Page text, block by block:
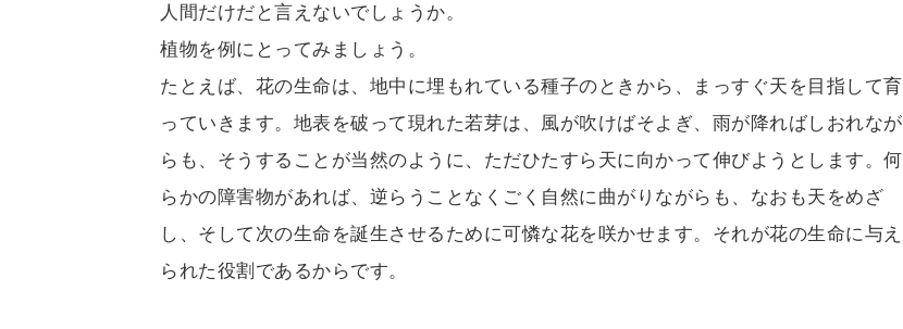
人間だけだと言えないでしょうか。
植物を例にとってみましょう。
たとえば、花の生命は、地中に埋もれている種子のときから、まっすぐ天を目指して育
っていきます。地表を破って現れた若芽は、風が吹けばそよぎ、雨が降ればしおれなが
らも、そうすることが当然のように、ただひたすら天に向かって伸びようとします。何
らかの障害物があれば、逆らうことなくごく自然に曲がりながらも、なおも天をめざ
し、そして次の生命を誕生させるために可憐な花を咲かせます。それが花の生命に与え
られた役割であるからです。